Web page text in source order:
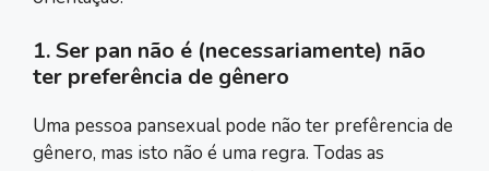
1. Ser pan não é (necessariamente) não
ter preferência de gênero
Uma pessoa pansexual pode não ter prefêrencia de
gênero, mas isto não é uma regra. Todas as